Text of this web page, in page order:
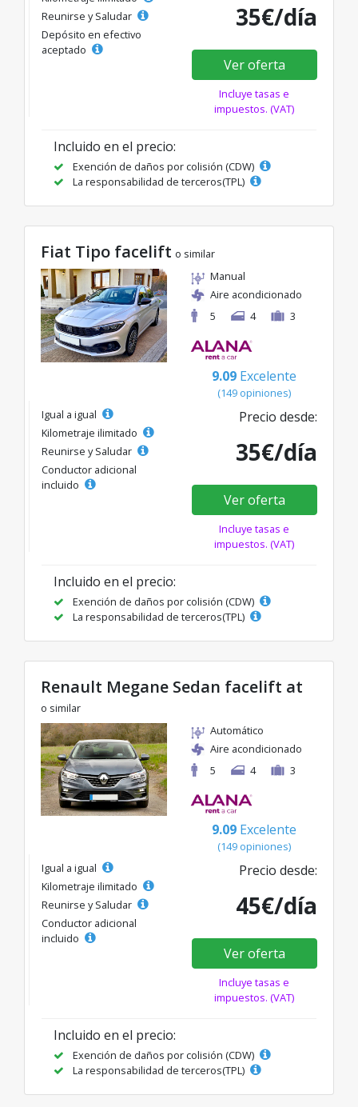
Reunirse y Saludar
Depósito en efectivo
aceptado
35€/día
Ver oferta
Incluye tasas e
impuestos. (VAT)
Incluido en el precio:
Exención de daños por colisión (CDW)
La responsabilidad de terceros(TPL)
Fiat Tipo facelift o similar
Manual
Aire acondicionado
5
4 3
9.09 Excelente
(149 opiniones)
Igual a igual
Kilometraje ilimitado
Reunirse y Saludar
Conductor adicional
incluido
Precio desde:
35€/día
Ver oferta
Incluye tasas e
impuestos. (VAT)
Incluido en el precio:
Exención de daños por colisión (CDW)
La responsabilidad de terceros(TPL)
Renault Megane Sedan facelift at
o similar
Automático
Aire acondicionado
5
4 3
9.09 Excelente
(149 opiniones)
Igual a igual
Kilometraje ilimitado
Reunirse y Saludar
Conductor adicional
incluido
Precio desde:
45€/día
Ver oferta
Incluye tasas e
impuestos. (VAT)
Incluido en el precio:
Exención de daños por colisión (CDW)
La responsabilidad de terceros(TPL)